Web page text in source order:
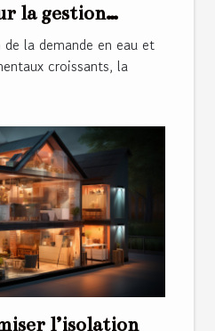
la gestion
la demande en eau et
croissants, la
l’isolation